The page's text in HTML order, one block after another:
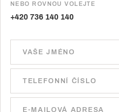
NEBO ROVNOU VOLEJTE
+420 736 140 140
Ponechte toto pole prázdné.